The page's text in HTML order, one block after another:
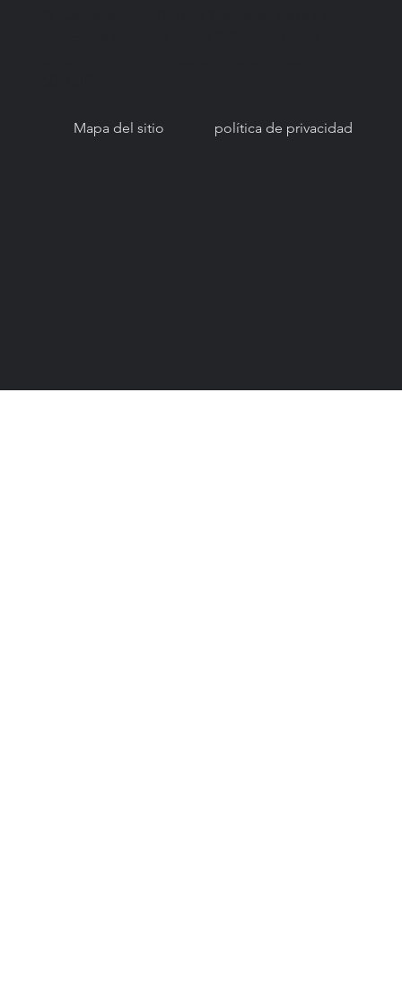
Mapa del sitio política de privacidad